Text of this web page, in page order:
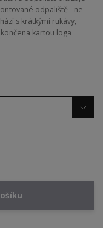
odpaliště - ne
s krátkými rukávy,
kartou loga